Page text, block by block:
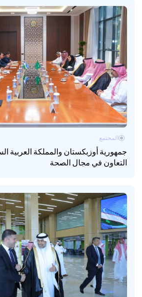
جمهورية أوزبكستان والمملكة العربية
التعاون في مجال الصحة
المجتمع